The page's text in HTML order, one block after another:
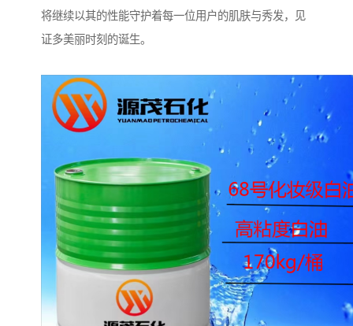
将继续以其的性能守护着每一位用户的肌肤与秀发，见
证多美丽时刻的诞生。